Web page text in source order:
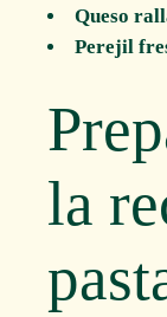
Queso
Perejil
la